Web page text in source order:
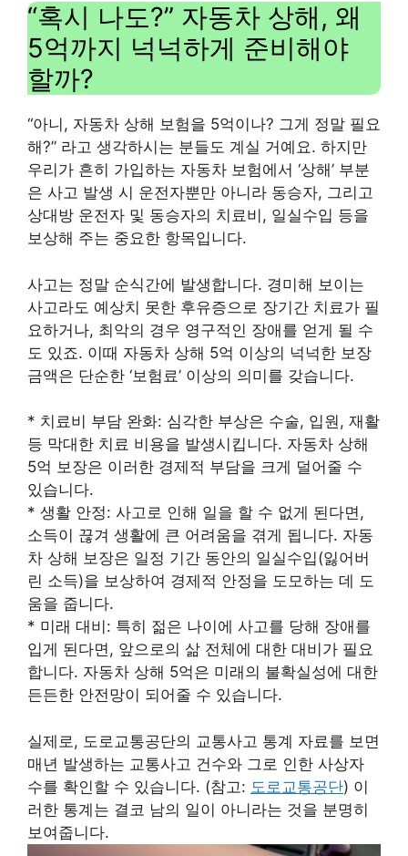
“혹시 나도?” 자동차 상해, 왜
5억까지 넉넉하게 준비해야
할까?
“아니, 자동차 상해 보험을 5억이나? 그게 정말 필요
해?” 라고 생각하시는 분들도 계실 거예요. 하지만
우리가 흔히 가입하는 자동차 보험에서 ‘상해’ 부분
은 사고 발생 시 운전자뿐만 아니라 동승자, 그리고
상대방 운전자 및 동승자의 치료비, 일실수입 등을
보상해 주는 중요한 항목입니다.
사고는 정말 순식간에 발생합니다. 경미해 보이는
사고라도 예상치 못한 후유증으로 장기간 치료가 필
요하거나, 최악의 경우 영구적인 장애를 얻게 될 수
도 있죠. 이때 자동차 상해 5억 이상의 넉넉한 보장
금액은 단순한 ‘보험료’ 이상의 의미를 갖습니다.
* 치료비 부담 완화: 심각한 부상은 수술, 입원, 재활
등 막대한 치료 비용을 발생시킵니다. 자동차 상해
5억 보장은 이러한 경제적 부담을 크게 덜어줄 수
있습니다.
* 생활 안정: 사고로 인해 일을 할 수 없게 된다면,
소득이 끊겨 생활에 큰 어려움을 겪게 됩니다. 자동
차 상해 보장은 일정 기간 동안의 일실수입(잃어버
린 소득)을 보상하여 경제적 안정을 도모하는 데 도
움을 줍니다.
* 미래 대비: 특히 젊은 나이에 사고를 당해 장애를
입게 된다면, 앞으로의 삶 전체에 대한 대비가 필요
합니다. 자동차 상해 5억은 미래의 불확실성에 대한
든든한 안전망이 되어줄 수 있습니다.
실제로, 도로교통공단의 교통사고 통계 자료를 보면
매년 발생하는 교통사고 건수와 그로 인한 사상자
수를 확인할 수 있습니다. (참고: 도로교통공단) 이
러한 통계는 결코 남의 일이 아니라는 것을 분명히
보여줍니다.